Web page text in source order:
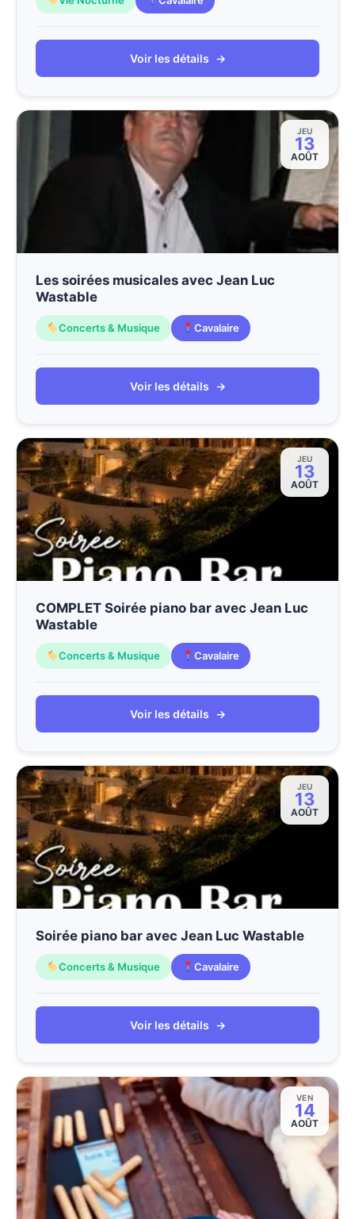
Voir les détails →
JEU
13
AOÛT
Les soirées musicales avec Jean Luc
Wastable
Concerts & Musique Cavalaire
Voir les détails →
JEU
13
AOÛT
COMPLET Soirée piano bar avec Jean Luc
Wastable
Concerts & Musique Cavalaire
Voir les détails →
JEU
13
AOÛT
Soirée piano bar avec Jean Luc Wastable
Concerts & Musique Cavalaire
Voir les détails →
VEN
14
AOÛT